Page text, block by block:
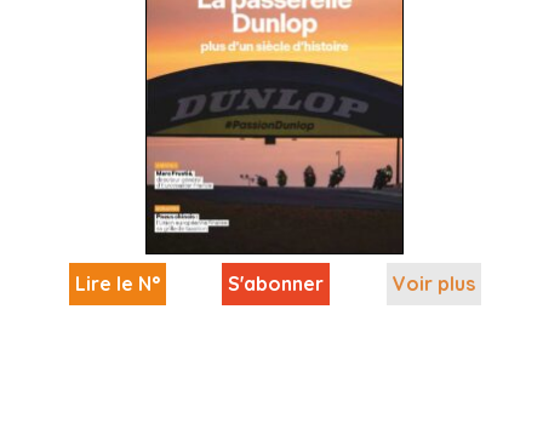
Lire le N° S'abonner Voir plus